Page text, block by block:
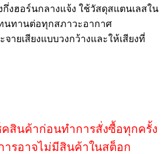
กึ่งฮอร์นกลางแจ้ง ใช้วัสดุสแตนเลสใน
นทานต่อทุกสภาวะอากาศ
จายเสียงแบบวงกว้างและให้เสียงที่
สินค้าก่อนทำการสั่งซื้อทุกครั้ง
ารอาจไม่มีสินค้าในสต็อก